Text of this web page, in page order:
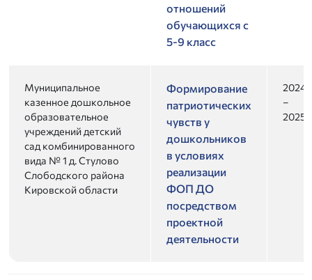
отношений
обучающихся с
5-9 класс
Муниципальное
казенное дошкольное
образовательное
учреждений детский
сад комбинированного
вида № 1 д. Стулово
Слободского района
Кировской области
Формирование
патриотических
чувств у
дошкольников
в условиях
реализации
ФОП ДО
посредством
проектной
деятельности
2024
–
2025